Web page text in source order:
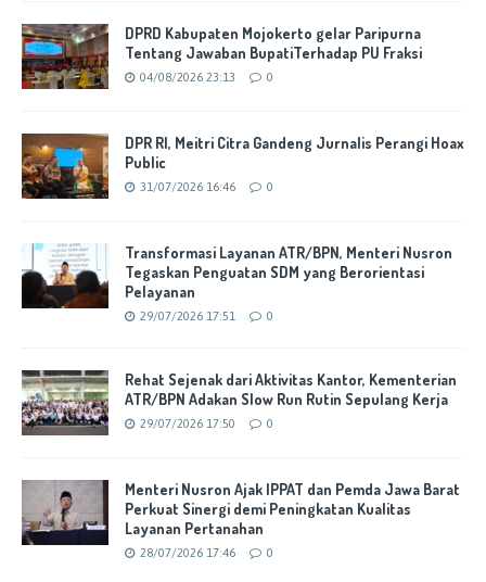
DPRD Kabupaten Mojokerto gelar Paripurna
Tentang Jawaban BupatiTerhadap PU Fraksi
04/08/2026 23:13 0
DPR RI, Meitri Citra Gandeng Jurnalis Perangi Hoax
Public
31/07/2026 16:46 0
Transformasi Layanan ATR/BPN, Menteri Nusron
Tegaskan Penguatan SDM yang Berorientasi
Pelayanan
29/07/2026 17:51 0
Rehat Sejenak dari Aktivitas Kantor, Kementerian
ATR/BPN Adakan Slow Run Rutin Sepulang Kerja
29/07/2026 17:50 0
Menteri Nusron Ajak IPPAT dan Pemda Jawa Barat
Perkuat Sinergi demi Peningkatan Kualitas
Layanan Pertanahan
28/07/2026 17:46 0